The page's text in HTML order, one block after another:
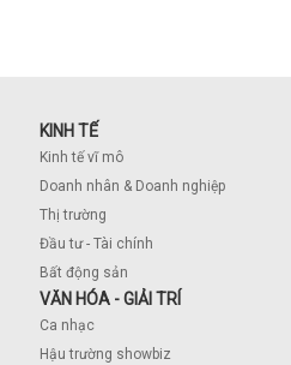
KINH TẾ
Kinh tế vĩ mô
Doanh nhân & Doanh nghiệp
Thị trường
Đầu tư - Tài chính
Bất động sản
VĂN HÓA - GIẢI TRÍ
Ca nhạc
Hậu trường showbiz